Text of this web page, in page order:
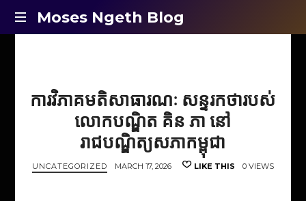
Moses
Blog
Moses Ngeth Blog
Entertainment
ការវិភាគមតិសាធារណៈ សន្ទរកថារបស់
លោកបណ្ឌិត គិន ភា នៅ
រាជបណ្ឌិត្យសភាកម្ពុជា
UNCATEGORIZED MARCH 17, 2026 LIKE THIS 0 VIEWS